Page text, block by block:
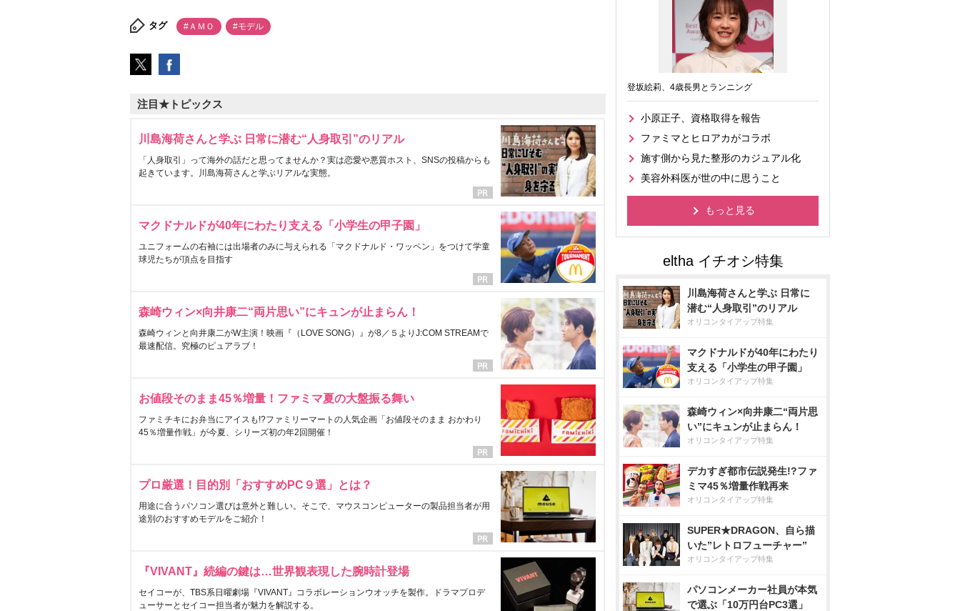
タグ #ＡＭＯ #モデル
注目★トピックス
川島海荷さんと学ぶ 日常に潜む“人身取引”のリアル
「人身取引」って海外の話だと思ってませんか？実は恋愛や悪質ホスト、SNSの投稿からも
起きています。川島海荷さんと学ぶリアルな実態。
マクドナルドが40年にわたり支える「小学生の甲子園」
ユニフォームの右袖には出場者のみに与えられる「マクドナルド・ワッペン」をつけて学童
球児たちが頂点を目指す
森崎ウィン×向井康二“両片思い”にキュンが止まらん！
森崎ウィンと向井康二がW主演！映画『（LOVE SONG）』が8／５よりJ:COM STREAMで
最速配信。究極のピュアラブ！
お値段そのまま45％増量！ファミマ夏の大盤振る舞い
ファミチキにお弁当にアイスも!?ファミリーマートの人気企画「お値段そのまま おかわり
45％増量作戦」が今夏、シリーズ初の年2回開催！
プロ厳選！目的別「おすすめPC９選」とは？
用途に合うパソコン選びは意外と難しい。そこで、マウスコンピューターの製品担当者が用
途別のおすすめモデルをご紹介！
『VIVANT』続編の鍵は…世界観表現した腕時計登場
セイコーが、TBS系日曜劇場『VIVANT』コラボレーションウオッチを製作。ドラマプロデ
ューサーとセイコー担当者が魅力を解説する。
登坂絵莉、4歳長男とランニング
小原正子、資格取得を報告
ファミマとヒロアカがコラボ
施す側から見た整形のカジュアル化
美容外科医が世の中に思うこと
もっと見る
川島海荷さんと学ぶ 日常に
潜む“人身取引”のリアル
オリコンタイアップ特集
マクドナルドが40年にわたり
支える「小学生の甲子園」
オリコンタイアップ特集
森崎ウィン×向井康二“両片思
い”にキュンが止まらん！
オリコンタイアップ特集
デカすぎ都市伝説発生!?ファ
ミマ45％増量作戦再来
オリコンタイアップ特集
SUPER★DRAGON、自ら描
いた”レトロフューチャー”
オリコンタイアップ特集
パソコンメーカー社員が本気
で選ぶ「10万円台PC3選」